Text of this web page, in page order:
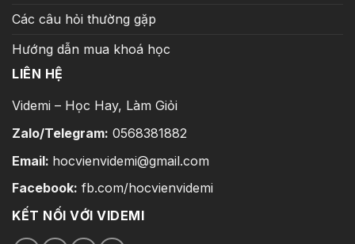
Các câu hỏi thường gặp
Hướng dẫn mua khoá học
LIÊN HỆ
Videmi – Học Hay, Làm Giỏi
Zalo/Telegram: 0568381882
Email: hocvienvidemi@gmail.com
Facebook: fb.com/hocvienvidemi
KẾT NỐI VỚI VIDEMI